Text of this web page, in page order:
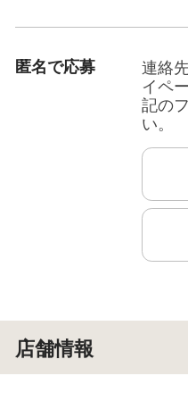
匿名で応募
連絡
イペ
記の
い。
店舗情報